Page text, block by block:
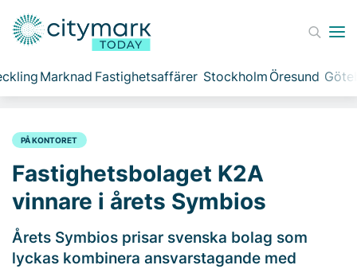
Marknad Fastighetsaffärer Stockholm Öresund
PÅ KONTORET
Fastighetsbolaget K2A
vinnare i årets Symbios
Årets Symbios prisar svenska bolag som
lyckas kombinera ansvarstagande med